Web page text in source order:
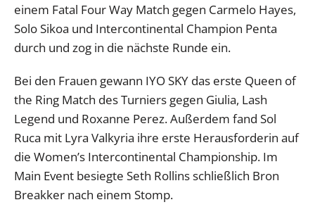
einem Fatal Four Way Match gegen Carmelo Hayes,
Solo Sikoa und Intercontinental Champion Penta
durch und zog in die nächste Runde ein.
Bei den Frauen gewann IYO SKY das erste Queen of
the Ring Match des Turniers gegen Giulia, Lash
Legend und Roxanne Perez. Außerdem fand Sol
Ruca mit Lyra Valkyria ihre erste Herausforderin auf
die Women’s Intercontinental Championship. Im
Main Event besiegte Seth Rollins schließlich Bron
Breakker nach einem Stomp.